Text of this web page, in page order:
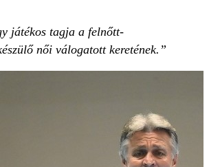
játékos tagja a felnőtt-
női válogatott keretének.”